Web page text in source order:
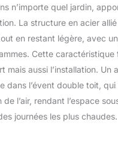
cet auvent est
spécialement conçu
est plus robuste que
autres unités de taille
comparable. Une
pression sans
prêt à partir Partie
supérieure aérée et
n’importe quel jardin,
La structure en acier
en restant légère, avec
Cette caractéristique
mais aussi l’installation. Un
dans l’évent double toit,
l’air, rendant l’espace
journées les plus chaudes.